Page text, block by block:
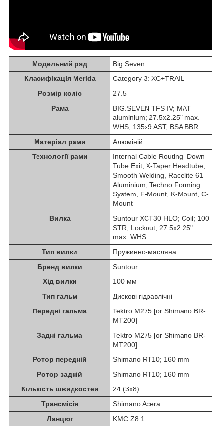
Модельний ряд
Big.Seven
Класифікація Merida
Category 3: XC+TRAIL
Розмір коліс
27.5
Рама
BIG.SEVEN TFS IV; MAT
aluminium; 27.5x2.25" max.
WHS; 135x9 AST; BSA BBR
Матеріал рами
Алюміній
Технології рами
Internal Cable Routing, Down
Tube Exit, X-Taper Headtube,
Smooth Welding, Racelite 61
Aluminium, Techno Forming
System, F-Mount, K-Mount, C-
Mount
Вилка
Suntour XCT30 HLO; Coil; 100
STR; Lockout; 27.5x2.25"
max. WHS
Тип вилки
Пружинно-масляна
Бренд вилки
Suntour
Хід вилки
100 мм
Тип гальм
Дискові гідравлічні
Передні гальма
Tektro M275 [or Shimano BR-
MT200]
Задні гальма
Tektro M275 [or Shimano BR-
MT200]
Ротор передній
Shimano RT10; 160 mm
Ротор задній
Shimano RT10; 160 mm
Кількість швидкостей
24 (3x8)
Трансмісія
Shimano Acera
Ланцюг
KMC Z8.1